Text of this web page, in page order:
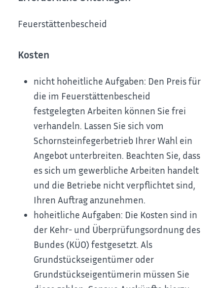
Feuerstättenbescheid
Kosten
nicht hoheitliche Aufgaben: Den Preisfür
die im Feuerstättenbescheid
festgelegten Arbeiten können Sie frei
verhandeln. Lassen Sie sich vom
Schornsteinfegerbetrieb Ihrer Wahl ein
Angebot unterbreiten. Beachten Sie, dass
es sich um gewerbliche Arbeiten handelt
und die Betriebe nicht verpflichtet sind,
Ihren Auftrag anzunehmen.
hoheitliche Aufgaben: Die Kosten sind in
der Kehr- und Überprüfungsordnung des
Bundes (KÜO) festgesetzt. Als
Grundstückseigentümer oder
Grundstückseigentümerin müssen Sie